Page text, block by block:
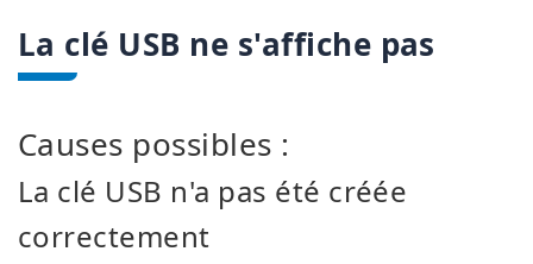
La clé USB ne s'affiche pas
Causes possibles :
La clé USB n'a pas été créée
correctement